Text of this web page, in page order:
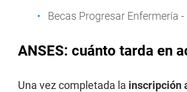
Becas Progresar Enfermería -
ANSES: cuánto tarda en
Una vez completada la inscripción